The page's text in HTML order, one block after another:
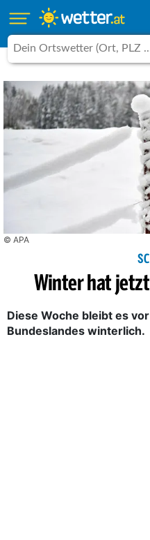
© APA
Winter hat
Diese Woche bleibt es
Bundeslandes winterlich.